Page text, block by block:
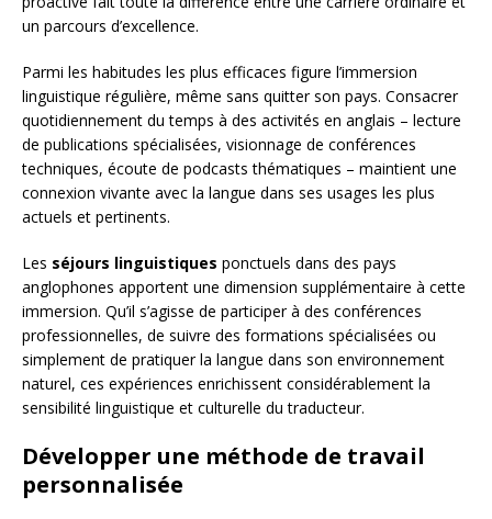
un parcours d’excellence.
Parmi les habitudes les plus efficaces figure l’immersion
linguistique régulière, même sans quitter son pays. Consacrer
quotidiennement du temps à des activités en anglais – lecture
de publications spécialisées, visionnage de conférences
techniques, écoute de podcasts thématiques – maintient une
connexion vivante avec la langue dans ses usages les plus
actuels et pertinents.
Les séjours linguistiques ponctuels dans des pays
anglophones apportent une dimension supplémentaire à cette
immersion. Qu’il s’agisse de participer à des conférences
professionnelles, de suivre des formations spécialisées ou
simplement de pratiquer la langue dans son environnement
naturel, ces expériences enrichissent considérablement la
sensibilité linguistique et culturelle du traducteur.
Développer une méthode de travail
personnalisée